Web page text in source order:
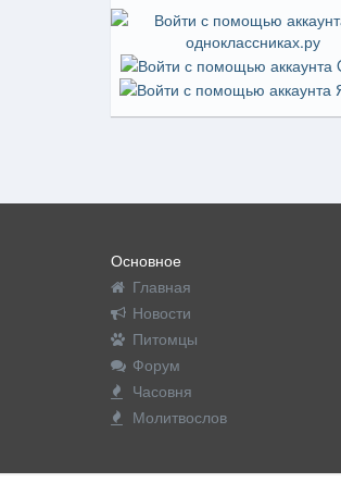
Основное
Главная
Новости
Питомцы
Форум
Часовня
Молитвослов